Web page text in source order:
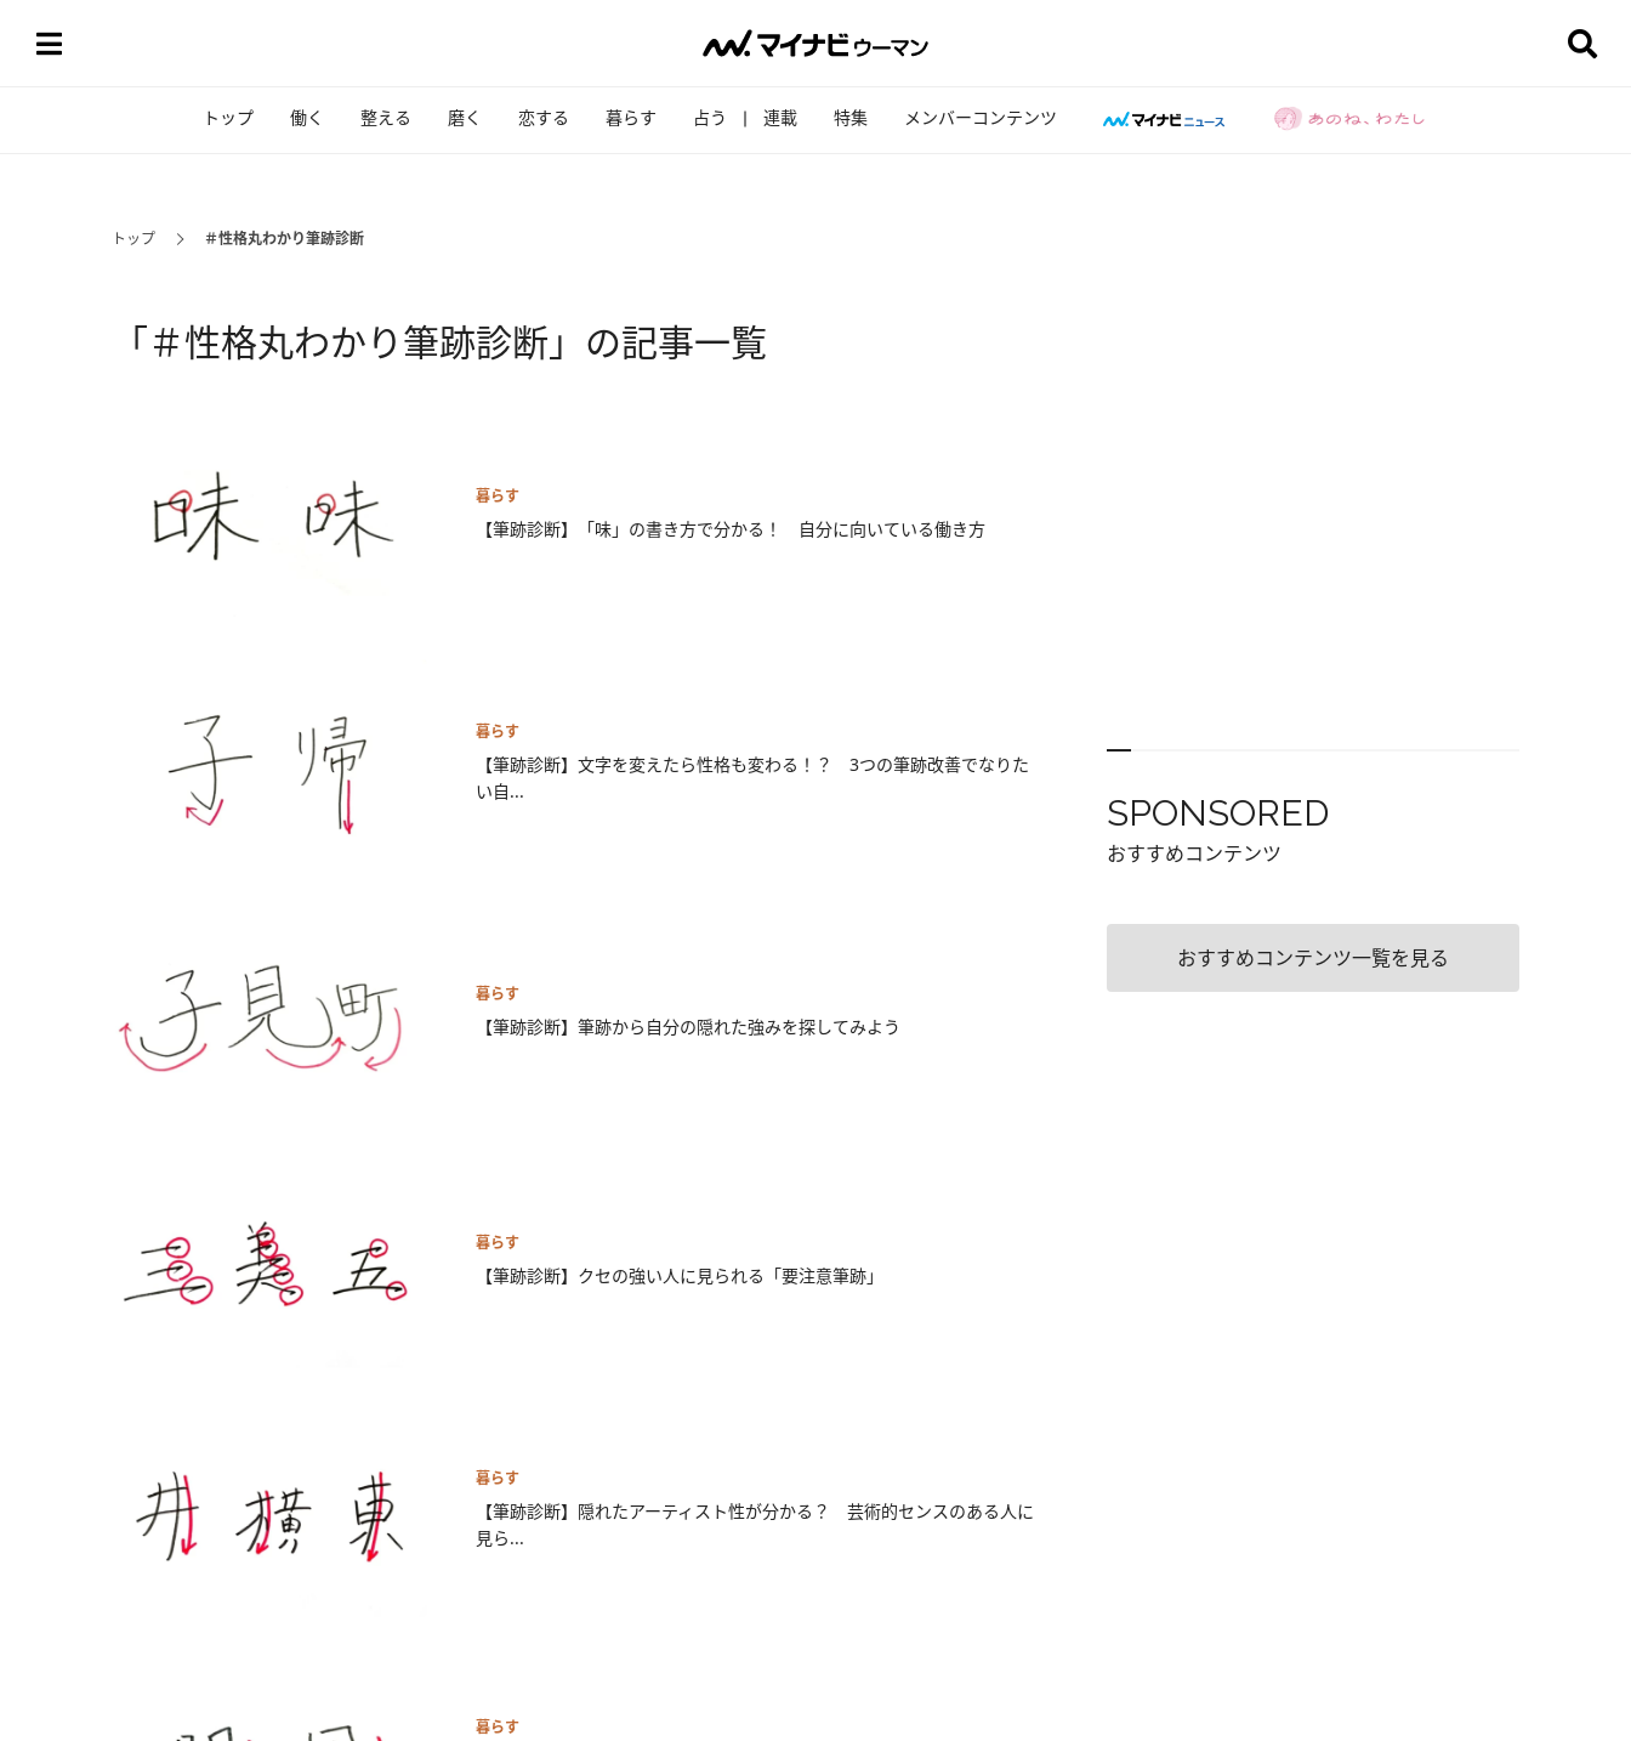
トップ 働く 整える 磨く 恋する 暮らす 占う 連載 特集 メンバーコンテンツ
トップ ＃性格丸わかり筆跡診断
「＃性格丸わかり筆跡診断」の記事一覧
暮らす
【筆跡診断】「味」の書き方で分かる！ 自分に向いている働き方
暮らす
【筆跡診断】文字を変えたら性格も変わる！？ 3つの筆跡改善でなりた
い自...
暮らす
【筆跡診断】筆跡から自分の隠れた強みを探してみよう
暮らす
【筆跡診断】クセの強い人に見られる「要注意筆跡」
暮らす
【筆跡診断】隠れたアーティスト性が分かる？ 芸術的センスのある人に
見ら...
暮らす
SPONSORED
おすすめコンテンツ
おすすめコンテンツ一覧を見る